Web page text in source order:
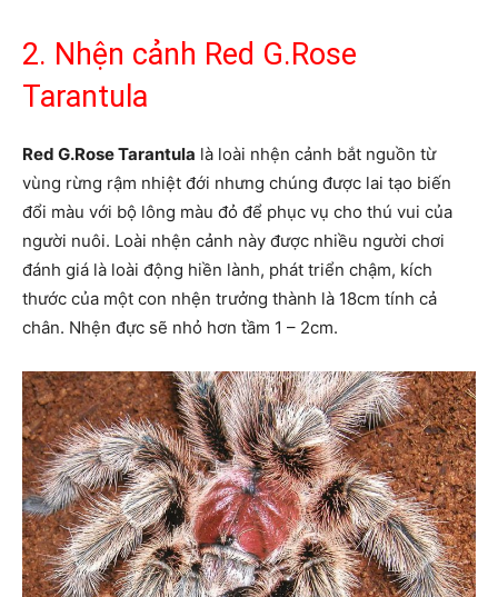
2. Nhện cảnh Red G.Rose
Tarantula
Red G.Rose Tarantula là loài nhện cảnh bắt nguồn từ
vùng rừng rậm nhiệt đới nhưng chúng được lai tạo biến
đổi màu với bộ lông màu đỏ để phục vụ cho thú vui của
người nuôi. Loài nhện cảnh này được nhiều người chơi
đánh giá là loài động hiền lành, phát triển chậm, kích
thước của một con nhện trưởng thành là 18cm tính cả
chân. Nhện đực sẽ nhỏ hơn tầm 1 – 2cm.